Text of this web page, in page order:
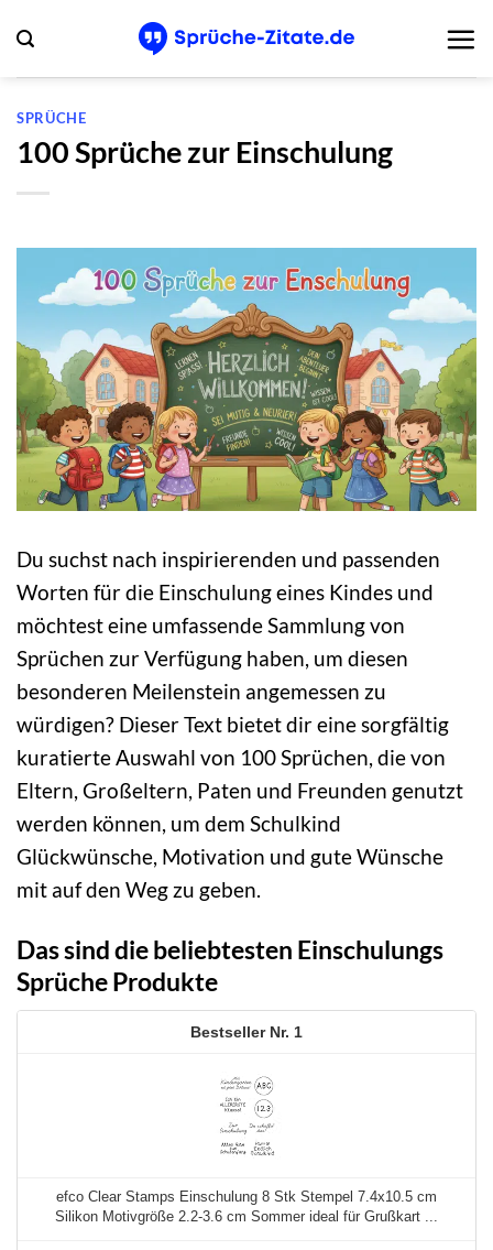
Inhalt
springen
SPRÜCHE
100 Sprüche zur Einschulung
Du suchst nach inspirierenden und passenden
Worten für die Einschulung eines Kindes und
möchtest eine umfassende Sammlung von
Sprüchen zur Verfügung haben, um diesen
besonderen Meilenstein angemessen zu
würdigen? Dieser Text bietet dir eine sorgfältig
kuratierte Auswahl von 100 Sprüchen, die von
Eltern, Großeltern, Paten und Freunden genutzt
werden können, um dem Schulkind
Glückwünsche, Motivation und gute Wünsche
mit auf den Weg zu geben.
Das sind die beliebtesten Einschulungs
Sprüche Produkte
1
efco Clear Stamps Einschulung 8 Stk Stempel 7.4x10.5 cm
Silikon Motivgröße 2.2-3.6 cm Sommer ideal für Grußkart ...